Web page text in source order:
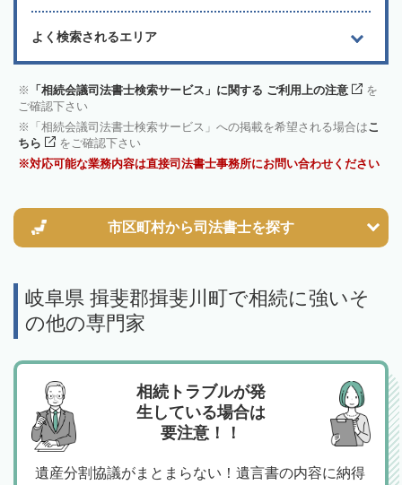
よく検索されるエリア
「相続会議司法書士検索サービス」に関する ご利用上の注意
を
ご確認下さい
「相続会議司法書士検索サービス」への掲載を希望される場合はこ
ちら
をご確認下さい
対応可能な業務内容は直接司法書士事務所にお問い合わせください
市区町村から司法書士を探す
岐阜県 揖斐郡揖斐川町で相続に強いそ
の他の専門家
相続トラブルが発
生している場合は
要注意！！
遺産分割協議がまとまらない！遺言書の内容に納得